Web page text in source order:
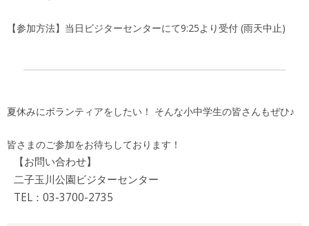
【参加方法】当日ビジターセンターにて9:25より受付 (雨天中止)
夏休みにボランティアをしたい！ そんな小中学生の皆さんもぜひ♪
皆さまのご参加をお待ちしております！
【お問い合わせ】
二子玉川公園ビジターセンター
TEL：03-3700-2735